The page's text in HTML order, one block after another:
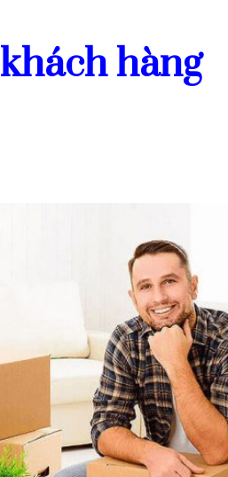
khách hàng